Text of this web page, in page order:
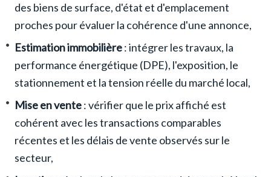
des biens de surface, d'état et d'emplacement
proches pour évaluer la cohérence d'une annonce,
Estimation immobilière: intégrer les travaux, la
performance énergétique (DPE), l'exposition, le
stationnement et la tension réelle du marché local,
Mise en vente: vérifier que le prix affiché est
cohérent avec les transactions comparables
récentes et les délais de vente observés sur le
secteur,